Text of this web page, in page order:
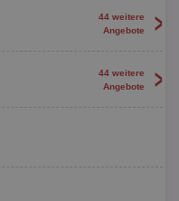
44 weitere
Angebote
>
44 weitere
Angebote
>